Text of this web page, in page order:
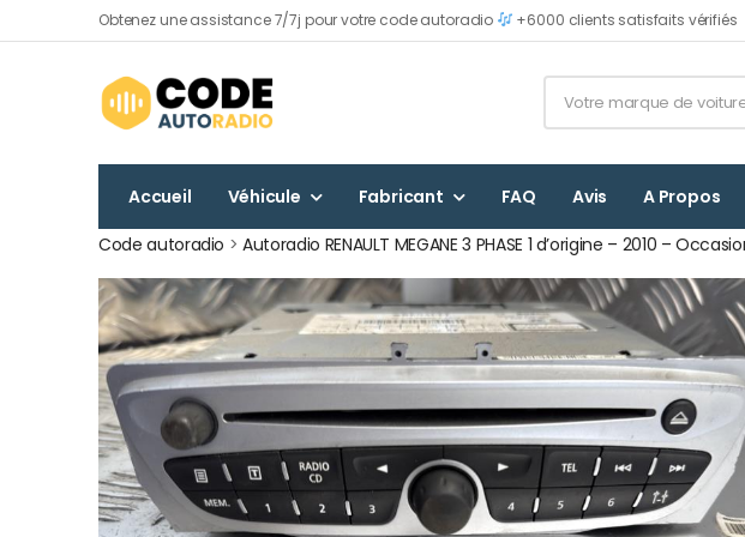
Obtenez une assistance 7/7j pour votre code autoradio +6000 clients satisfaits vérifiés
Accueil Véhicule Fabricant FAQ Avis A Propos
Code autoradio >Autoradio RENAULT MEGANE 3 PHASE 1 d’origine – 2010 –